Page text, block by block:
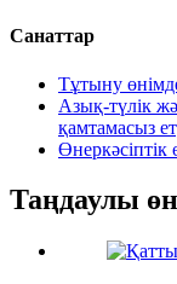
Санаттар
Тұтыну
Азық-түлік
қамтамасыз
Өнеркәсіптік
Таңдаулы